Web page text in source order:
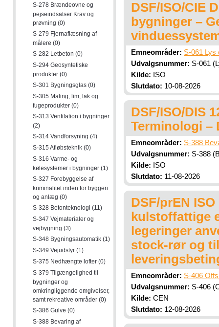
S-278 Brændeovne og
pejseindsatser Krav og
prøvning (0)
S-279 Fjernaflæsning af
målere (0)
S-282 Letbeton (0)
S-294 Geosyntetiske
produkter (0)
S-301 Bygningsglas (0)
S-305 Maling, lim, lak og
fugeprodukter (0)
S-313 Ventilation i bygninger
(2)
S-314 Vandforsyning (4)
S-315 Afløbsteknik (0)
S-316 Varme- og
kølesystemer i bygninger (1)
S-327 Forebyggelse af
kriminalitet inden for byggeri
og anlæg (0)
S-328 Betonteknologi (11)
S-347 Vejmaterialer og
vejbygning (3)
S-348 Bygningsautomatik (1)
S-349 Vejudstyr (1)
S-375 Nedhængte lofter (0)
S-379 Tilgængelighed til
bygninger og
omkringliggende omgivelser,
samt rekreative områder (0)
S-386 Gulve (0)
S-388 Bevaring af
DSF/ISO/CIE
bygninger –
Emneområder: S-061 Lys
Udvalgsnummer: S-061
Kilde: ISO
Slutdato: 10-08-2026
DSF/ISO/DIS
Terminologi –
Emneområder: S-388
Udvalgsnummer: S-388
Kilde: ISO
Slutdato: 11-08-2026
DSF/prEN
kulstoffattige
legeringer
stock-rør og
Emneområder: S-406
Udvalgsnummer: S-406
Kilde: CEN
Slutdato: 12-08-2026